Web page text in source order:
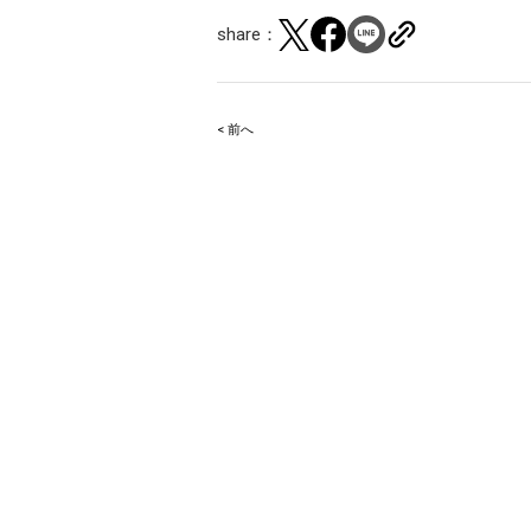
share：
Post
< 前へ